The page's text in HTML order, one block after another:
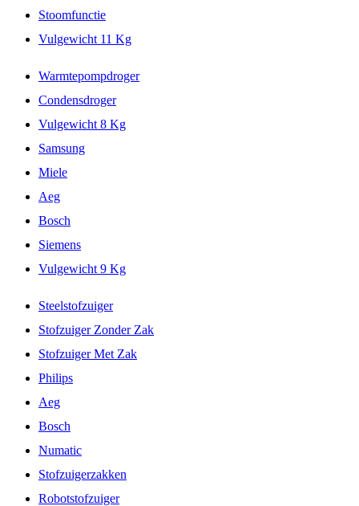
Stoomfunctie
Vulgewicht 11 Kg
Warmtepompdroger
Condensdroger
Vulgewicht 8 Kg
Samsung
Miele
Aeg
Bosch
Siemens
Vulgewicht 9 Kg
Steelstofzuiger
Stofzuiger Zonder Zak
Stofzuiger Met Zak
Philips
Aeg
Bosch
Numatic
Stofzuigerzakken
Robotstofzuiger